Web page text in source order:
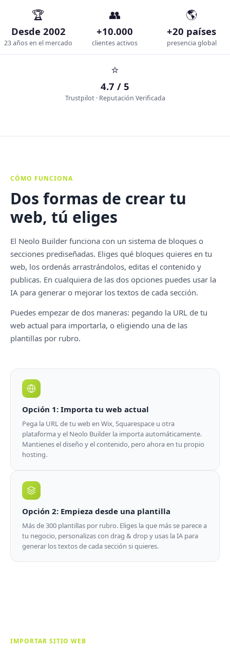
🏆
Desde 2002
23 años en el mercado
👥
+10.000
clientes activos
🌎
+20 países
presencia global
⭐
4.7 / 5
Trustpilot · Reputación Verificada
CÓMO FUNCIONA
Dos formas de crear tu
web, tú eliges
El Neolo Builder funciona con un sistema de bloques o
secciones prediseñadas. Eliges qué bloques quieres en tu
web, los ordenás arrastrándolos, editas el contenido y
publicas. En cualquiera de las dos opciones puedes usar la
IA para generar o mejorar los textos de cada sección.
Puedes empezar de dos maneras: pegando la URL de tu
web actual para importarla, o eligiendo una de las
plantillas por rubro.
Opción 1: Importa tu web actual
Pega la URL de tu web en Wix, Squarespace u otra
plataforma y el Neolo Builder la importa automáticamente.
Mantienes el diseño y el contenido, pero ahora en tu propio
hosting.
Opción 2: Empieza desde una plantilla
Más de 300 plantillas por rubro. Eliges la que más se parece a
tu negocio, personalizas con drag & drop y usas la IA para
generar los textos de cada sección si quieres.
IMPORTAR SITIO WEB